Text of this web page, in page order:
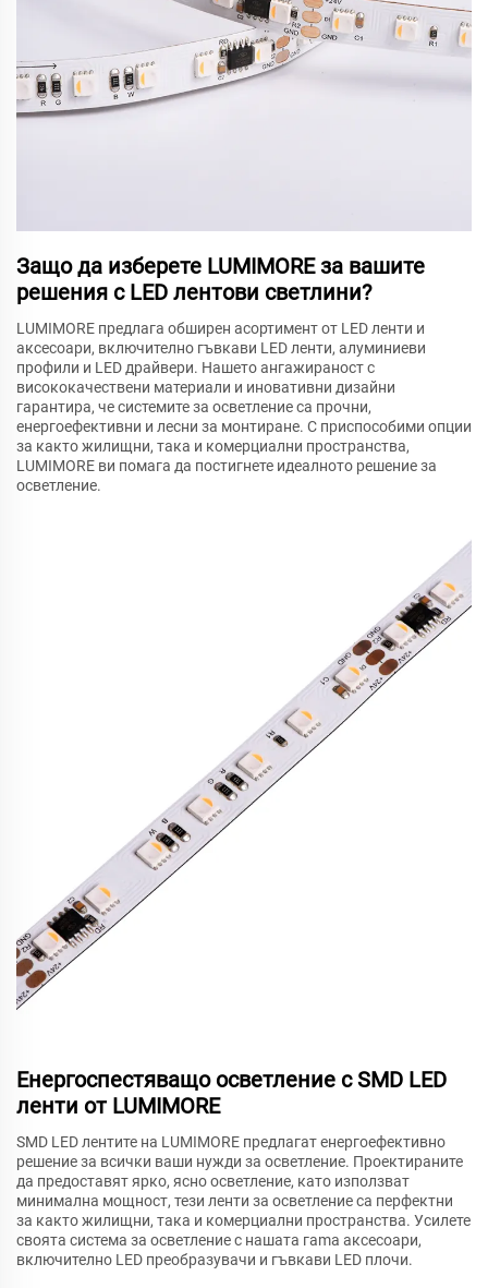
Защо да изберете LUMIMORE за вашите
решения с LED лентови светлини?
LUMIMORE предлага обширен асортимент от LED ленти и
аксесоари, включително гъвкави LED ленти, алуминиеви
профили и LED драйвери. Нашето ангажираност с
висококачествени материали и иновативни дизайни
гарантира, че системите за осветление са прочни,
енергоефективни и лесни за монтиране. С приспособими опции
за както жилищни, така и комерциални пространства,
LUMIMORE ви помага да постигнете идеалното решение за
осветление.
Енергоспестяващо осветление с SMD LED
ленти от LUMIMORE
SMD LED лентите на LUMIMORE предлагат енергоефективно
решение за всички ваши нужди за осветление. Проектираните
да предоставят ярко, ясно осветление, като използват
минимална мощност, тези ленти за осветление са перфектни
за както жилищни, така и комерциални пространства. Усилете
своята система за осветление с нашата гama аксесоари,
включително LED преобразувачи и гъвкави LED плочи.